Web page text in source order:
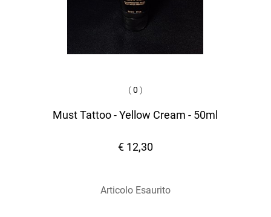
(0 )
Must Tattoo - Yellow Cream - 50ml
€ 12,30
Articolo Esaurito